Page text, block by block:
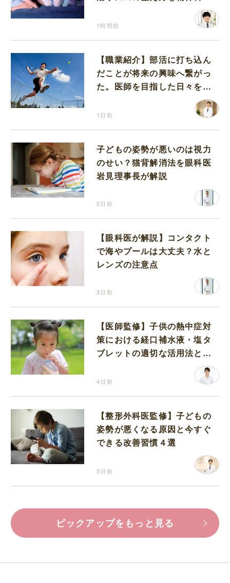
1時間前
【職業紹介】部活に打ち込ん
だことが将来の興味へ繋がっ
た。医師を目指した日々を振
1日前
子どもの姿勢が悪いのは視力
のせい？猫背解消法を眼科医
岩見理事長が解説
2日前
【眼科医が解説】コンタクト
で海やプールは大丈夫？水と
レンズの注意点
3日前
【医師監修】子供の熱中症対
策における経口補水液・塩タ
ブレットの適切な活用法と水
4日前
【整形外科医監修】子どもの
姿勢が悪くなる原因と今すぐ
できる改善習慣４選
5日前
ピックアップをもっと見る